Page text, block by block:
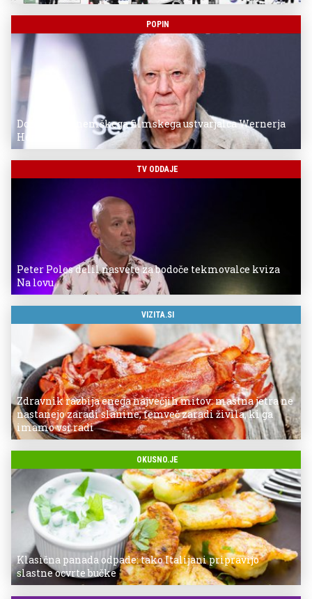
POPIN
Donostia za nemškega filmskega ustvarjalca Wernerja
Herzoga
TV ODDAJE
Peter Poles delil nasvete za bodoče tekmovalce kviza
Na lovu
VIZITA.SI
Zdravnik razbija enega največjih mitov: mastna jetra ne
nastanejo zaradi slanine, temveč zaradi živila, ki ga
imamo vsi radi
OKUSNO.JE
Klasična panada odpade: tako Italijani pripravijo
slastne ocvrte bučke